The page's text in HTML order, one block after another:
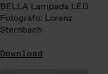
BELLA Lampada LED
Fotografo: Lorenz
Sternbach
Download